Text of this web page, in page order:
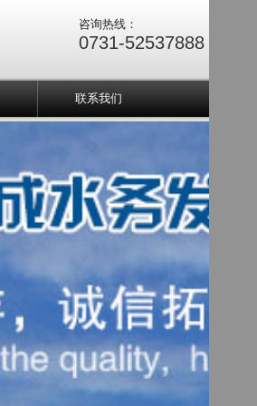
咨询热线：
0731-52537888
联系我们